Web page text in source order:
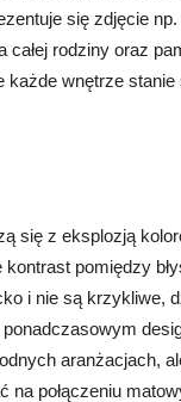
się zdjęcie
całej rodziny oraz
każde wnętrze
się z eksplozją
pomiędzy
i nie są krzykliwe,
aranżacjach,
na połączeniu